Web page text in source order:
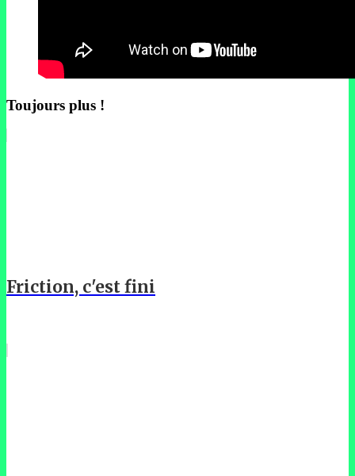
Toujours plus !
Friction, c'est fini